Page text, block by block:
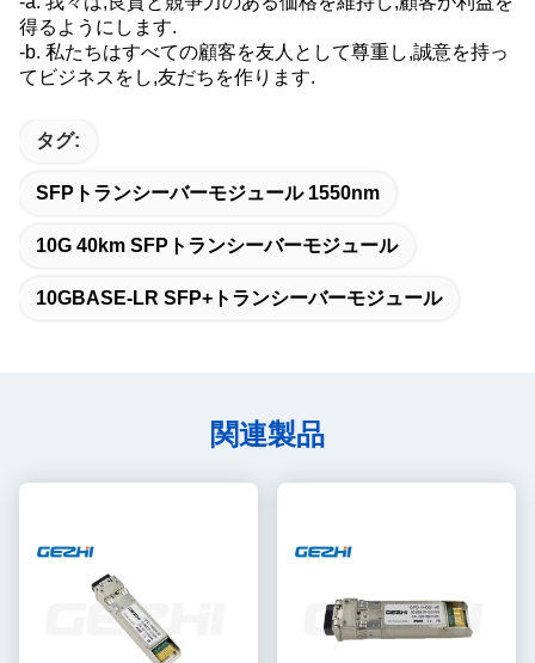
得るようにします.
-b. 私たちはすべての顧客を友人として尊重し,誠意を持っ
てビジネスをし,友だちを作ります.
タグ:
SFPトランシーバーモジュール 1550nm
10G 40km SFPトランシーバーモジュール
10GBASE-LR SFP+トランシーバーモジュール
関連製品